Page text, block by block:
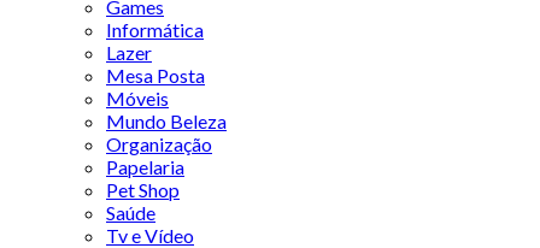
Games
Informática
Lazer
Mesa Posta
Móveis
Mundo Beleza
Organização
Papelaria
Pet Shop
Saúde
Tv e Vídeo